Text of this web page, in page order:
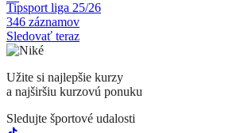
Tipsport liga 25/26
346 záznamov
Sledovať teraz
Užite si najlepšie kurzy
a najširšiu kurzovú ponuku
Sledujte športové udalosti